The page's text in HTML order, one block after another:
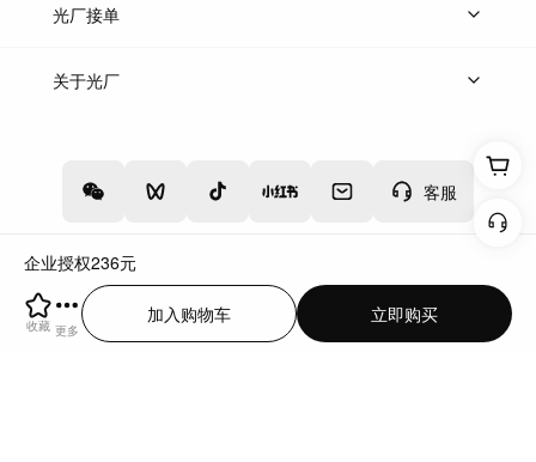
企业授权236元
收藏 更多
立即购买
加入购物车
客服
上传案例
光厂接单
上架服务
关于光厂
增值电信业务经营许可证：川B2-20160192
川公网安备51019002000262
违法和不良信息举报中心